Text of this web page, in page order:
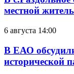
местной
6 августа 14:00
В ЕАО
исторической